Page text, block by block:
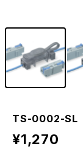
TS-0002-SL
¥1,270